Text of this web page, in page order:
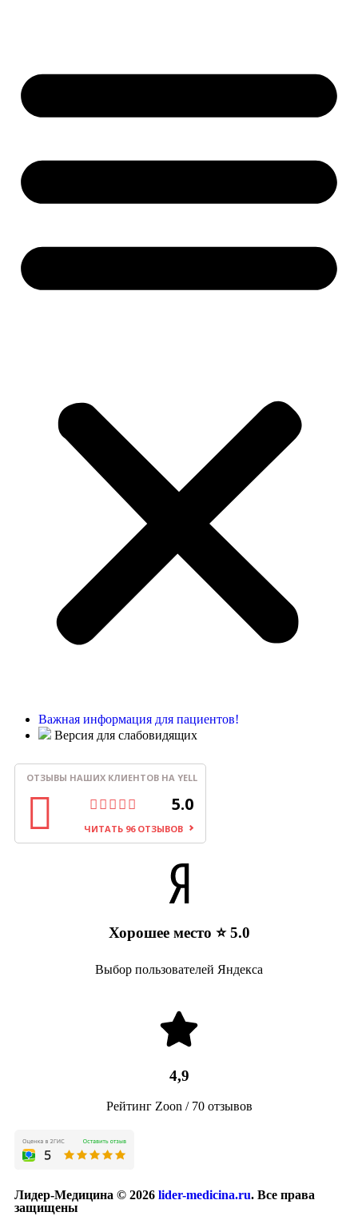
Важная информация для пациентов!
Версия для слабовидящих
ОТЗЫВЫ НАШИХ КЛИЕНТОВ НА YELL
5.0
ЧИТАТЬ 96 ОТЗЫВОВ
Хорошее место ⭐ 5.0
Выбор пользователей Яндекса
4,9
Рейтинг Zoon / 70 отзывов
Лидер-Медицина © 2026 lider-medicina.ru. Все права
защищены